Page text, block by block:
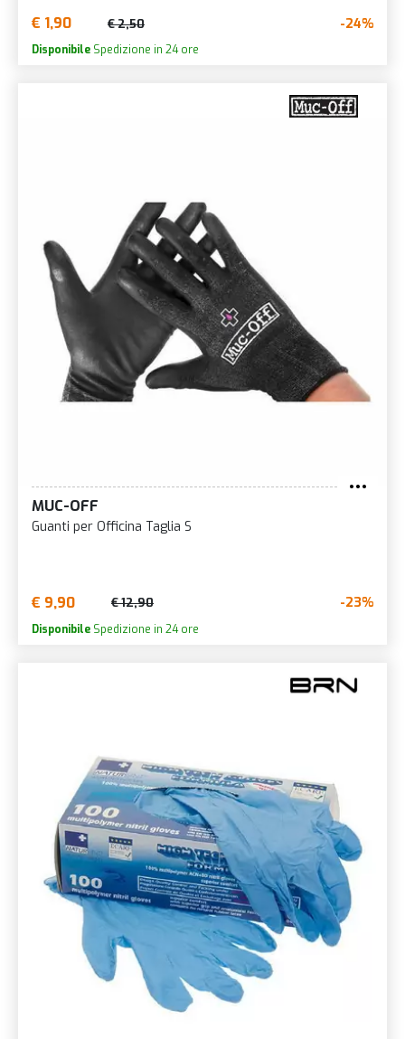
€ 1,90 € 2,50 -24%
Disponibile Spedizione in 24 ore
MUC-OFF
Guanti per Officina Taglia S
€ 9,90 € 12,90 -23%
Disponibile Spedizione in 24 ore